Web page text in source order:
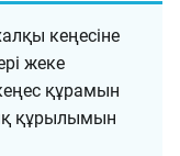
кеңесіне
жеке
құрамын
құрылымын